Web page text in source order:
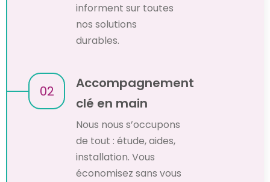
informent sur toutes
nos solutions
durables.
02
Accompagnement
clé en main
Nous nous s’occupons
de tout : étude, aides,
installation. Vous
économisez sans vous